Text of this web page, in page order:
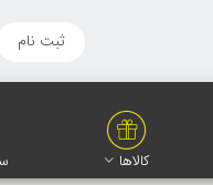
ثبت نام
کالاها